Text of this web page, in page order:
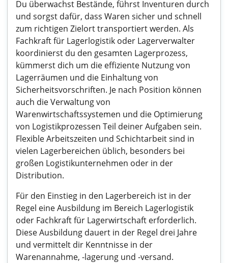
Du überwachst Bestände, führst Inventuren durch
und sorgst dafür, dass Waren sicher und schnell
zum richtigen Zielort transportiert werden. Als
Fachkraft für Lagerlogistik oder Lagerverwalter
koordinierst du den gesamten Lagerprozess,
kümmerst dich um die effiziente Nutzung von
Lagerräumen und die Einhaltung von
Sicherheitsvorschriften. Je nach Position können
auch die Verwaltung von
Warenwirtschaftssystemen und die Optimierung
von Logistikprozessen Teil deiner Aufgaben sein.
Flexible Arbeitszeiten und Schichtarbeit sind in
vielen Lagerbereichen üblich, besonders bei
großen Logistikunternehmen oder in der
Distribution.
Für den Einstieg in den Lagerbereich ist in der
Regel eine Ausbildung im Bereich Lagerlogistik
oder Fachkraft für Lagerwirtschaft erforderlich.
Diese Ausbildung dauert in der Regel drei Jahre
und vermittelt dir Kenntnisse in der
Warenannahme, -lagerung und -versand.